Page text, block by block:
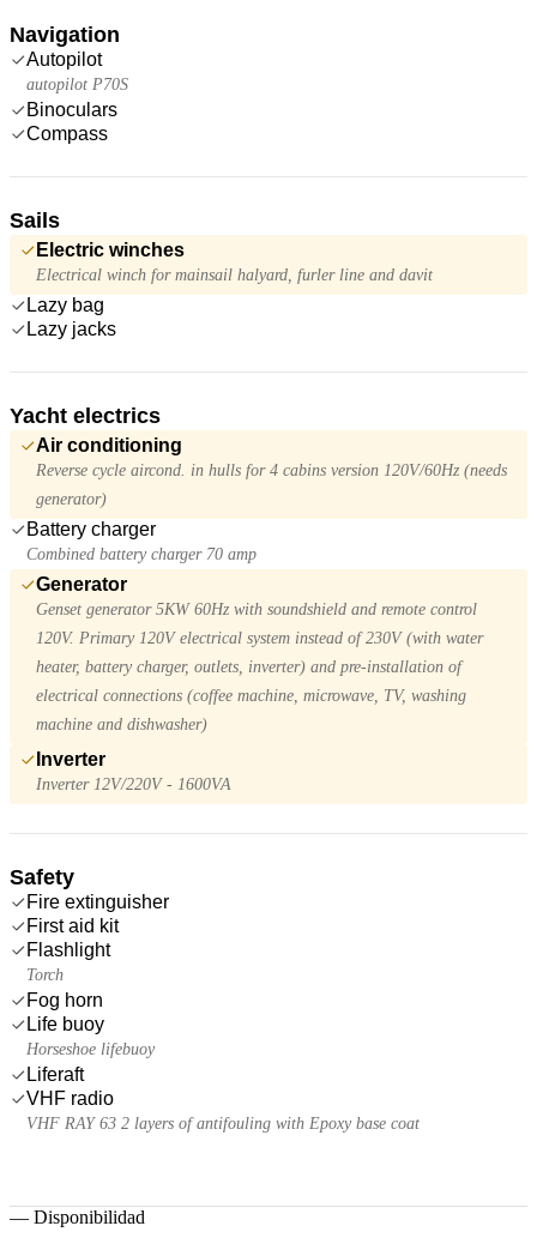
Navigation
Autopilot
autopilot P70S
Binoculars
Compass
Sails
Electric winches
Electrical winch for mainsail halyard, furler line and davit
Lazy bag
Lazy jacks
Yacht electrics
Air conditioning
Reverse cycle aircond. in hulls for 4 cabins version 120V/60Hz (needs
generator)
Battery charger
Combined battery charger 70 amp
Generator
Genset generator 5KW 60Hz with soundshield and remote control
120V. Primary 120V electrical system instead of 230V (with water
heater, battery charger, outlets, inverter) and pre-installation of
electrical connections (coffee machine, microwave, TV, washing
machine and dishwasher)
Inverter
Inverter 12V/220V - 1600VA
Safety
Fire extinguisher
First aid kit
Flashlight
Torch
Fog horn
Life buoy
Horseshoe lifebuoy
Liferaft
VHF radio
VHF RAY 63 2 layers of antifouling with Epoxy base coat
— Disponibilidad